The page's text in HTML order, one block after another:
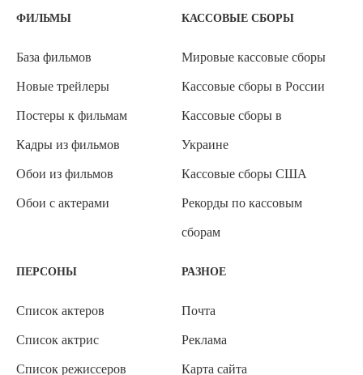
ФИЛЬМЫ
База фильмов
Новые трейлеры
Постеры к фильмам
Кадры из фильмов
Обои из фильмов
Обои с актерами
КАССОВЫЕ СБОРЫ
Мировые кассовые сборы
Кассовые сборы в России
Кассовые сборы в
Украине
Кассовые сборы США
Рекорды по кассовым
сборам
ПЕРСОНЫ
Список актеров
Список актрис
Список режиссеров
РАЗНОЕ
Почта
Реклама
Карта сайта